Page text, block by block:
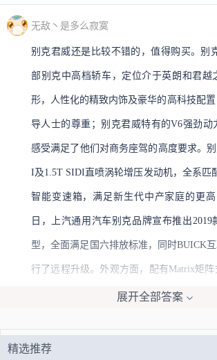
无敌丶是多么寂寞
别克君威还是比较不错的，值得购买。别
部别克中高档轿车，定位介于英朗和君越
形，人性化的精致内饰及豪华的高科技配
导人士的尊重；别克君威特有的V6强劲动
感受满足了他们对商务座驾的高度要求。
I及1.5T SIDI直喷涡轮增压发动机，全系匹
智能变速箱，满足新生代中产家庭的更高
日，上汽通用汽车别克品牌宣布推出
型，全面满足国六排放标准，同时BUICK
行了远程升级。外观方面，配有Matrix矩
翼型LED尾灯、全新架构的轴距增加92mm
距增加至2829mm，令内部空间更宽敞。配
展开全部答案
精选推荐